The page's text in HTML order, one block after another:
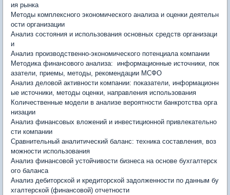
ия рынка
Методы комплексного экономического анализа и оценки деятельн
ости организации
Анализ состояния и использования основных средств организаци
и
Анализ производственно-экономического потенциала компании
Методика финансового анализа: информационные источники, пок
азатели, приемы, методы, рекомендации МСФО
Анализ деловой активности компании: показатели, информационн
ые источники, методы оценки, направления использования
Количественные модели в анализе вероятности банкротства орга
низации
Анализ финансовых вложений и инвестиционной привлекательно
сти компании
Сравнительный аналитический баланс: техника составления, воз
можности использования
Анализ финансовой устойчивости бизнеса на основе бухгалтерск
ого баланса
Анализ дебиторской и кредиторской задолженности по данным бу
хгалтерской (финансовой) отчетности